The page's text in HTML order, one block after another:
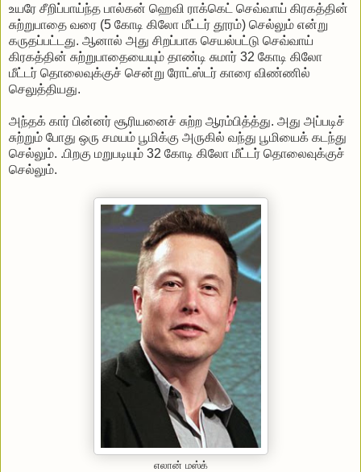
உயரே சீறிப்பாய்ந்த பால்கன் ஹெவி ராக்கெட் செவ்வாய் கிரகத்தின்
சுற்றுபாதை வரை (5 கோடி கிலோ மீட்டர் தூரம்) செல்லும் என்று
கருதப்பட்டது. ஆனால் அது சிறப்பாக செயல்பட்டு செவ்வாய்
கிரகத்தின் சுற்றுபாதையையும் தாண்டி சுமார் 32 கோடி கிலோ
மீட்டர் தொலைவுக்குச் சென்று ரோட்ஸ்டர் காரை விண்ணில்
செலுத்தியது.
அந்தக் கார் பின்னர் சூரியனைச் சுற்ற ஆரம்பித்த்து. அது அப்படிச்
சுற்றும் போது ஒரு சமயம் பூமிக்கு அருகில் வந்து பூமியைக் கடந்து
செல்லும். .பிறகு மறுபடியும் 32 கோடி கிலோ மீட்டர் தொலைவுக்குச்
செல்லும்.
எலான் மஸ்க்